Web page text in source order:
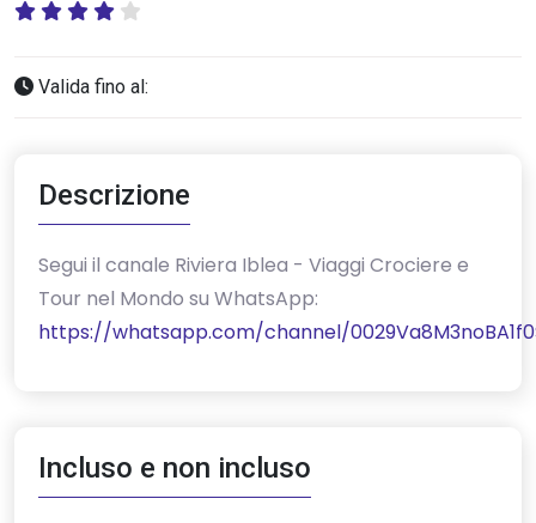
Valida fino al:
Descrizione
‎Segui il canale Riviera Iblea - Viaggi Crociere e
Tour nel Mondo su WhatsApp:
https://whatsapp.com/channel/
Incluso e non incluso